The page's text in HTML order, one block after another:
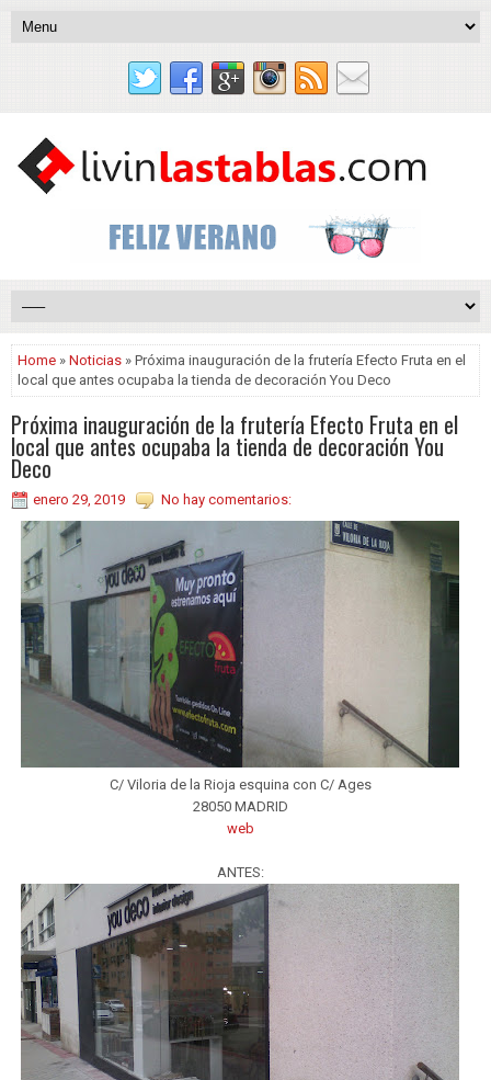
Home » Noticias » Próxima inauguración de la frutería Efecto Fruta en el
local que antes ocupaba la tienda de decoración You Deco
Próxima inauguración de la frutería Efecto Fruta en el
local que antes ocupaba la tienda de decoración You
Deco
enero 29, 2019 No hay comentarios:
C/ Viloria de la Rioja esquina con C/ Ages
28050 MADRID
web
ANTES: